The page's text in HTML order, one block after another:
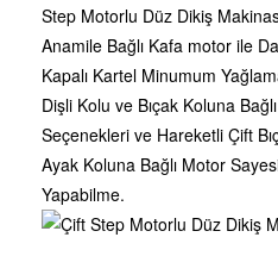
Step Motorlu Düz Dikiş
Anamile Bağlı Kafa motor ile
Kapalı Kartel Minumum
Dişli Kolu ve Bıçak Koluna
Seçenekleri ve Hareketli Çift
Ayak Koluna Bağlı Motor
Yapabilme.